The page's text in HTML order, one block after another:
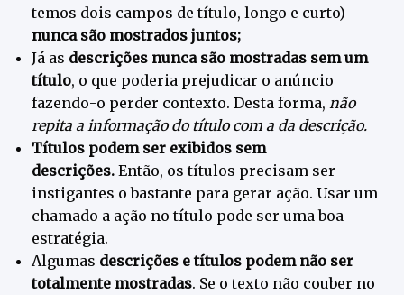
temos dois campos de título, longo e curto)
nunca são mostrados juntos;
Já as descrições nunca são mostradas sem um
título, o que poderia prejudicar o anúncio
fazendo-o perder contexto. Desta forma, não
repita a informação do título com a da descrição.
Títulos podem ser exibidos sem
descrições. Então, os títulos precisam ser
instigantes o bastante para gerar ação. Usar um
chamado a ação no título pode ser uma boa
estratégia.
Algumas descrições e títulos podem não ser
totalmente mostradas. Se o texto não couber no